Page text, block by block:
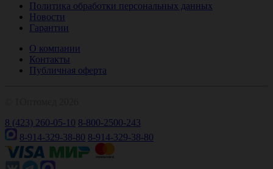
Политика обработки персональных данных
Новости
Гарантии
О компании
Контакты
Публичная оферта
8 (423) 260-05-10 8-800-2500-243
8-914-329-38-80 8-914-329-38-80